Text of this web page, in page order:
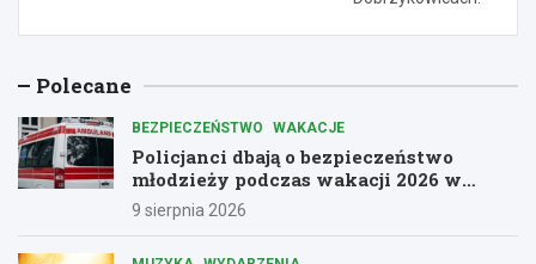
Polecane
BEZPIECZEŃSTWO WAKACJE
Policjanci dbają o bezpieczeństwo
młodzieży podczas wakacji 2026 w
Dolnośląskiem
9 sierpnia 2026